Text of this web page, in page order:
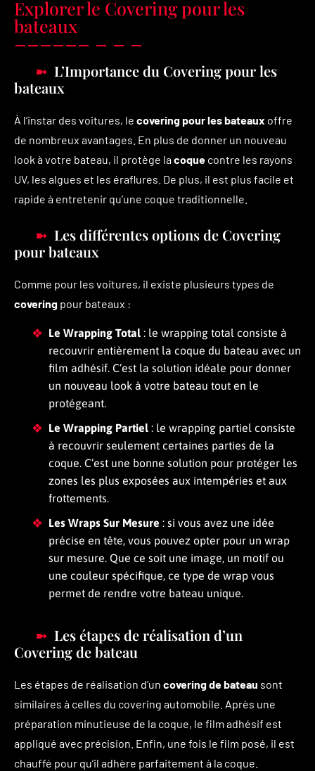
Explorer le Covering pour les
bateaux
L’Importance du Covering pour les
bateaux
À l’instar des voitures, le covering pour les bateaux offre
de nombreux avantages. En plus de donner un nouveau
look à votre bateau, il protège lacoque contre les rayons
UV, les algues et les éraflures. De plus, il est plus facile et
rapide à entretenir qu’une coque traditionnelle.
Les différentes options de Covering
pour bateaux
Comme pour les voitures, il existe plusieurs types de
covering pour bateaux :
Le Wrapping Total : le wrapping total consiste à
recouvrir entièrement la coque du bateau avec un
film adhésif. C’est la solution idéale pour donner
un nouveau look à votre bateau tout en le
protégeant.
Le Wrapping Partiel : le wrapping partiel consiste
à recouvrir seulement certaines parties de la
coque. C’est une bonne solution pour protéger les
zones les plus exposées aux intempéries et aux
frottements.
Les Wraps Sur Mesure : si vous avez une idée
précise en tête, vous pouvez opter pour un wrap
sur mesure. Que ce soit une image, un motif ou
une couleur spécifique, ce type de wrap vous
permet de rendre votre bateau unique.
Les étapes de réalisation d’un
Covering de bateau
Les étapes de réalisation d’un covering de bateau sont
similaires à celles du covering automobile. Après une
préparation minutieuse de la coque, le film adhésif est
appliqué avec précision. Enfin, une fois le film posé, il est
chauffé pour qu’il adhère parfaitement à la coque.